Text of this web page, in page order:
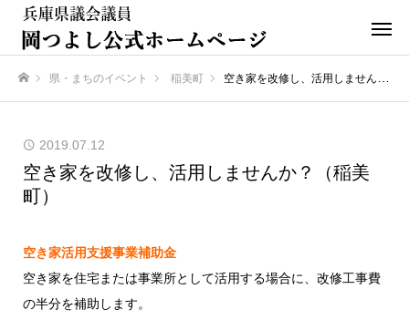
県・まちのイベント 稲美町 空き家を改修し、活用しませんか？（稲美町）
2019.07.12
空き家を改修し、活用しませんか？（稲美
町）
空き家活用支援事業補助金
空き家を住宅または事業所として活用する場合に、改修工事費
の半分を補助します。